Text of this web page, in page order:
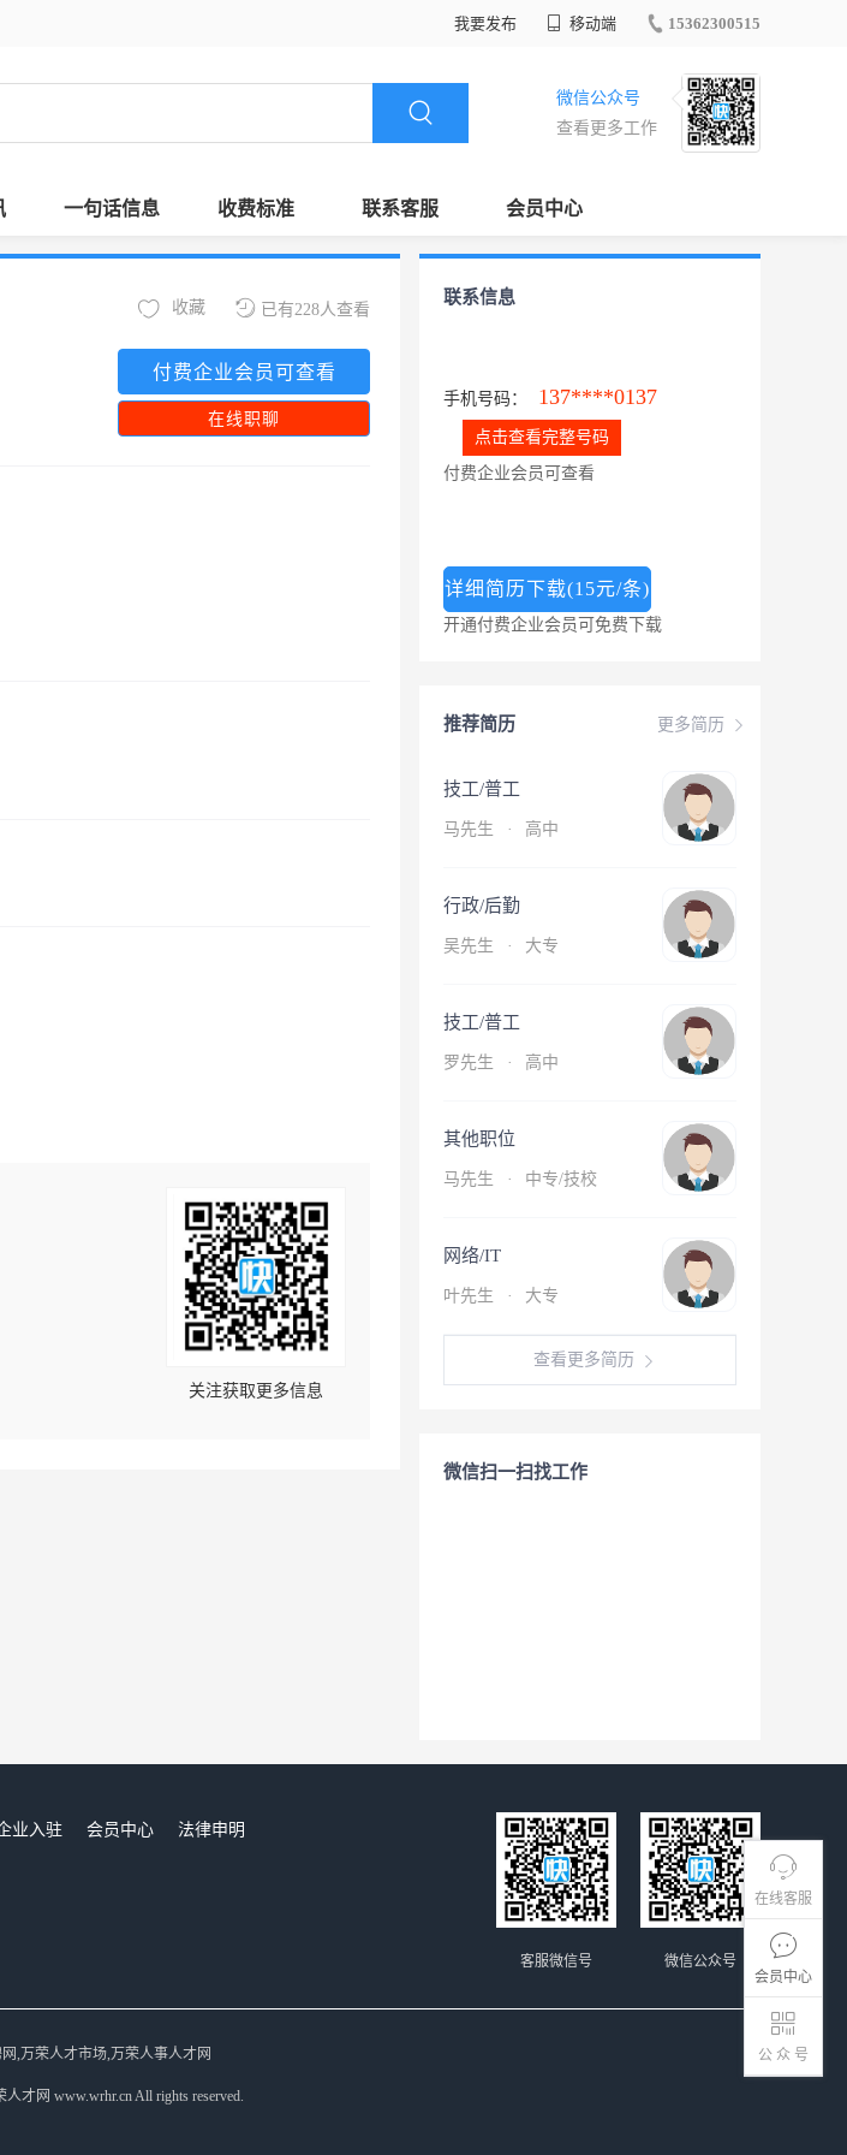
我要发布 移动端 15362300515
微信公众号
查看更多工作
一句话信息 收费标准 联系客服 会员中心
在线客服
会员中心
公 众 号
已有228人查看
收藏
付费企业会员可查看
在线职聊
关注获取更多信息
联系信息
手机号码： 137****0137
点击查看完整号码
付费企业会员可查看
详细简历下载(15元/条)
开通付费企业会员可免费下载
更多简历
推荐简历
技工/普工
马先生 · 高中
行政/后勤
吴先生 · 大专
技工/普工
罗先生 · 高中
其他职位
马先生 · 中专/技校
网络/IT
叶先生 · 大专
查看更多简历
微信扫一扫找工作
业入驻 会员中心
法律申明
微信公众号
客服微信号
,万荣人才市场,万荣人事人才网
才网 www.wrhr.cn All rights reserved.